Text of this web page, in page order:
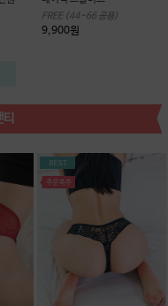
FREE (44~66 공용)
9,900원